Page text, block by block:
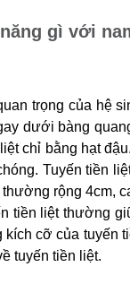
gì với
trọng của hệ
dưới bàng
chỉ bằng hạt
Tuyến tiền
rộng 4cm,
tiền liệt thường
cỡ của tuyến
tuyến tiền liệt.